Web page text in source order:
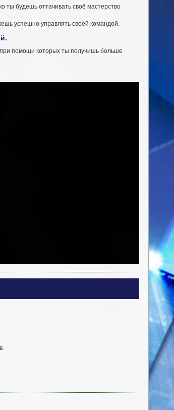
ты будешь оттачивать своё мастерство
успешно управлять своей командой.
при помощи которых ты получишь больше